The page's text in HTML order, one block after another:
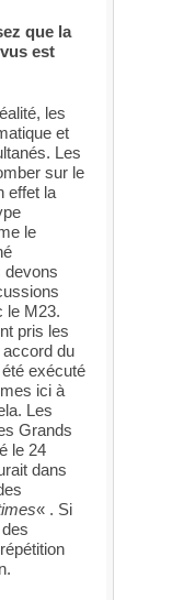
que la
est
les
et
Les
sur le
effet la
le
devons
le M23.
pris les
accord du
exécuté
ici à
Les
Grands
le 24
dans
« . Si